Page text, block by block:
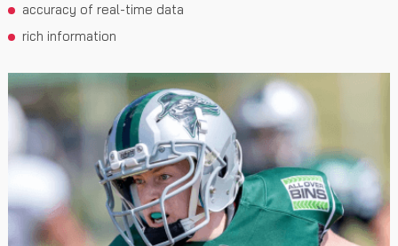
accuracy of real-time data
rich information